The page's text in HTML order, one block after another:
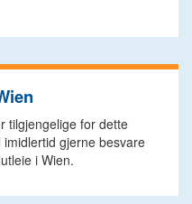
tilgjengelige for dette
gjerne besvare
i Wien.